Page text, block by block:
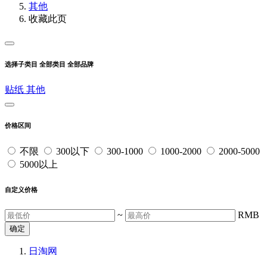
其他
收藏此页
选择子类目 全部类目 全部品牌
贴纸 其他
价格区间
不限 300以下 300-1000 1000-2000
2000-5000
5000以上
自定义价格
~ RMB
确定
日淘网